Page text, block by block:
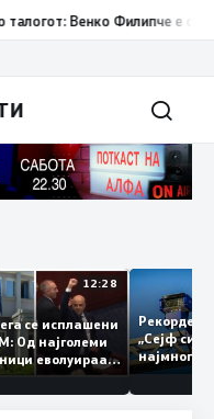
Венко Филипче е само
12:28
сега се исплашени
Од најголеми
еволуираа
патриоти
„Сејф